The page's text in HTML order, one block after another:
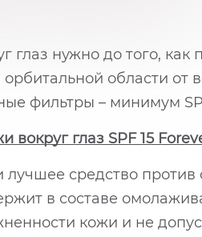
глаз нужно до того,
области
фильтры – минимум
глаз SPF 15
средство
в составе
кожи и не